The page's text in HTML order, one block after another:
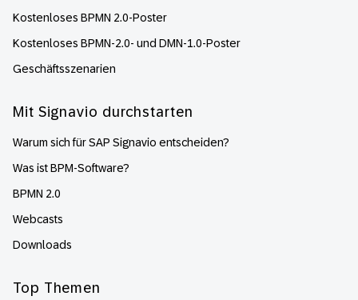
Kostenloses BPMN 2.0-Poster
Kostenloses BPMN-2.0- und DMN-1.0-Poster
Geschäftsszenarien
Mit Signavio durchstarten
Warum sich für SAP Signavio entscheiden?
Was ist BPM-Software?
BPMN 2.0
Webcasts
Downloads
Top Themen